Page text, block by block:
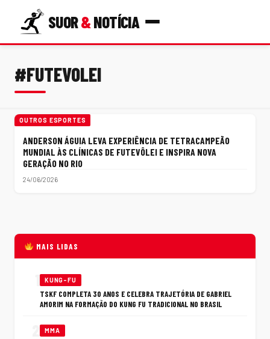
SUOR&NOTÍCIA
#FUTEVOLEI
OUTROS ESPORTES
ANDERSON ÁGUIA LEVA EXPERIÊNCIA DE TETRACAMPEÃO
MUNDIAL ÀS CLÍNICAS DE FUTEVÔLEI E INSPIRA NOVA
GERAÇÃO NO RIO
24/06/2026
MAIS LIDAS
KUNG-FU
TSKF COMPLETA 30 ANOS E CELEBRA TRAJETÓRIA DE GABRIEL
AMORIM NA FORMAÇÃO DO KUNG FU TRADICIONAL NO BRASIL
MMA